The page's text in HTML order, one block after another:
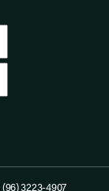
(96) 3223-4907